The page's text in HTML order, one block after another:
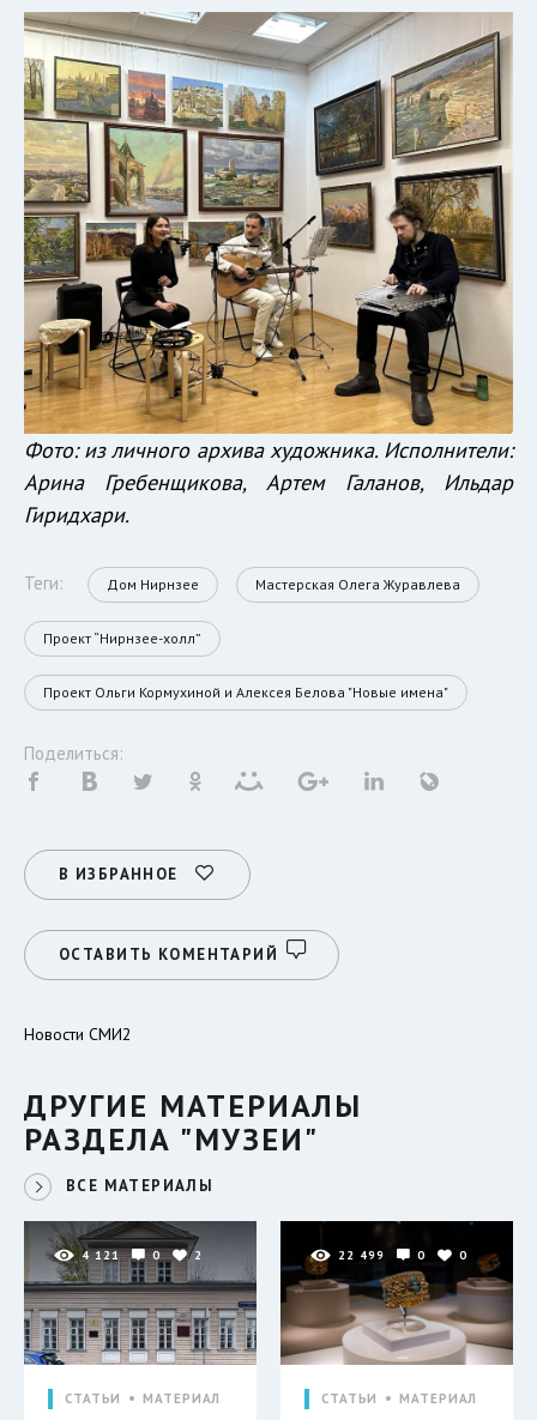
Фото: из личного архива художника. Исполнители:
Арина Гребенщикова, Артем Галанов, Ильдар
Гиридхари.
Теги: Дом Нирнзее Мастерская Олега Журавлева
Проект “Нирнзее-холл”
Проект Ольги Кормухиной и Алексея Белова "Новые имена"
Поделиться:
В ИЗБРАННОЕ
ОСТАВИТЬ КОМЕНТАРИЙ
Новости СМИ2
ДРУГИЕ МАТЕРИАЛЫ
РАЗДЕЛА "МУЗЕИ"
ВСЕ МАТЕРИАЛЫ
4 121 0 2
СТАТЬИ МАТЕРИАЛ
22 499 0 0
СТАТЬИ МАТЕРИАЛ